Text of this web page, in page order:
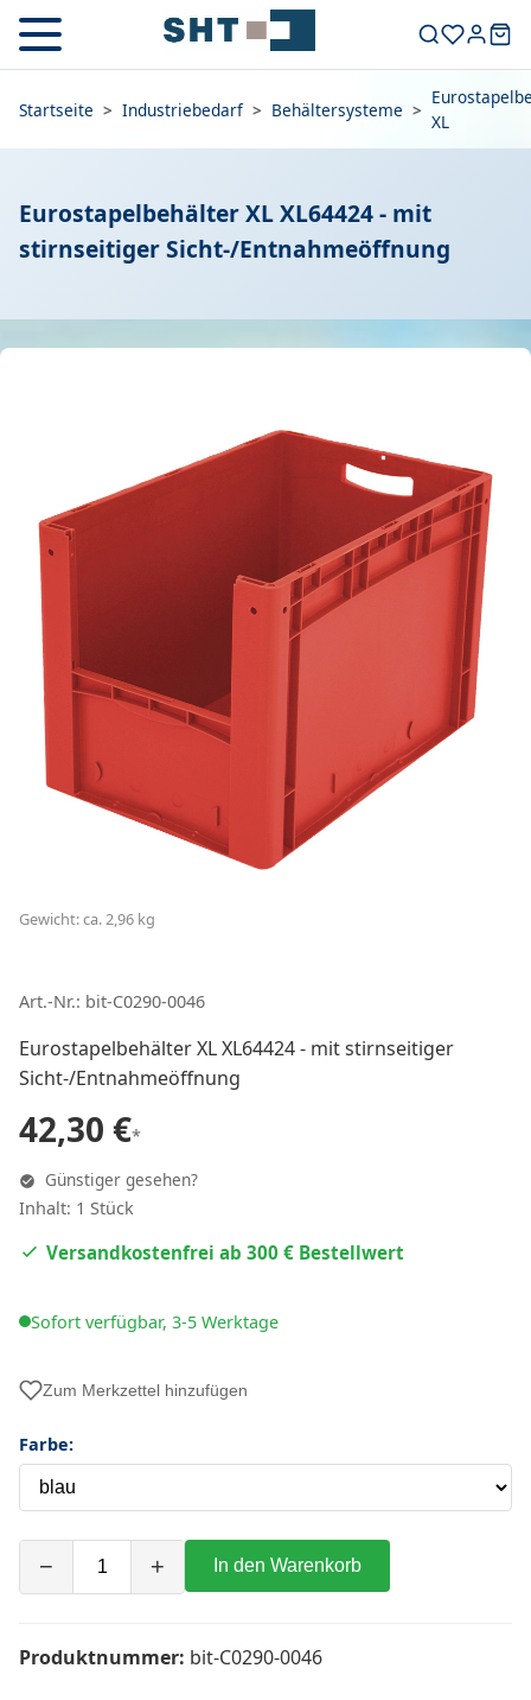
Startseite > Industriebedarf > Behältersysteme >
XL
Eurostapelbehälter XL XL64424 - mit
stirnseitiger Sicht-/Entnahmeöffnung
Gewicht: ca. 2,96 kg
Art.-Nr.: bit-C0290-0046
Eurostapelbehälter XL XL64424 - mit stirnseitiger
Sicht-/Entnahmeöffnung
42,30 €*
Günstiger gesehen?
Inhalt: 1 Stück
Versandkostenfrei ab 300 € Bestellwert
Sofort verfügbar, 3-5 Werktage
Zum Merkzettel hinzufügen
Farbe:
− + In den Warenkorb
Produktnummer: bit-C0290-0046